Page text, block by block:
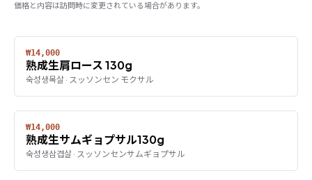
価格と内容は訪問時に変更されている場合があります。
₩14,000
熟成生肩ロース 130g
숙성생목살 · スッソンセン モクサル
₩14,000
熟成生サムギョプサル130g
숙성생삼겹살 · スッソンセンサムギョプサル